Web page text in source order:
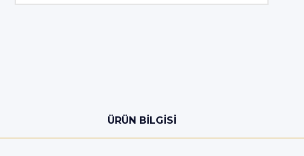
ÜRÜN BILGISI